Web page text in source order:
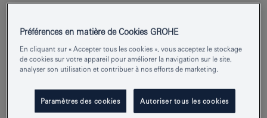
Numéro de produit 20658DL0
EAN 4005176951794
Préférences en matière de Cookies GROHE
En cliquant sur « Accepter tous les cookies », vous acceptez le stockage
de cookies sur votre appareil pour améliorer la navigation sur le site,
analyser son utilisation et contribuer à nos efforts de marketing.
Paramètres des cookies Autoriser tous les cookies